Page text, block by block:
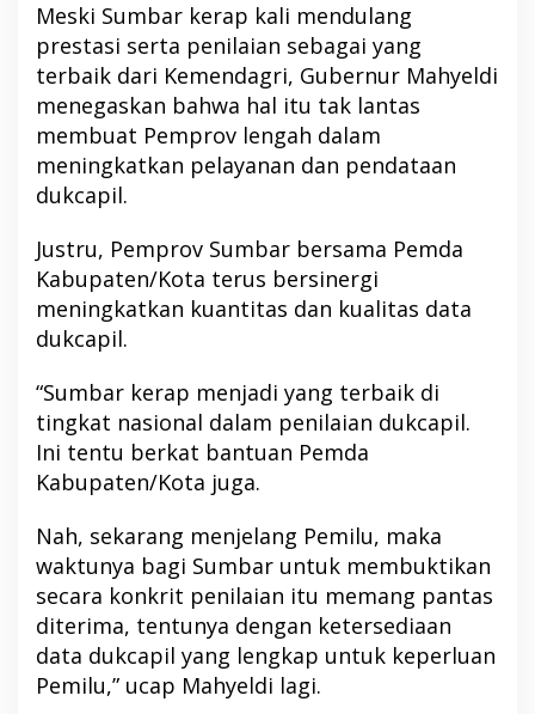
Meski Sumbar kerap kali mendulang
prestasi serta penilaian sebagai yang
terbaik dari Kemendagri, Gubernur Mahyeldi
menegaskan bahwa hal itu tak lantas
membuat Pemprov lengah dalam
meningkatkan pelayanan dan pendataan
dukcapil.
Justru, Pemprov Sumbar bersama Pemda
Kabupaten/Kota terus bersinergi
meningkatkan kuantitas dan kualitas data
dukcapil.
“Sumbar kerap menjadi yang terbaik di
tingkat nasional dalam penilaian dukcapil.
Ini tentu berkat bantuan Pemda
Kabupaten/Kota juga.
Nah, sekarang menjelang Pemilu, maka
waktunya bagi Sumbar untuk membuktikan
secara konkrit penilaian itu memang pantas
diterima, tentunya dengan ketersediaan
data dukcapil yang lengkap untuk keperluan
Pemilu,” ucap Mahyeldi lagi.